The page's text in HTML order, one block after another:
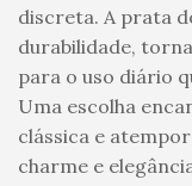
discreta. A prata
durabilidade,
para o uso diário
Uma escolha
clássica e
charme e